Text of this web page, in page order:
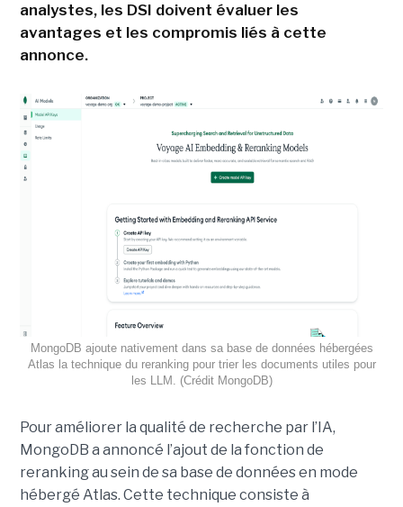
analystes, les DSI doivent évaluer les
avantages et les compromis liés à cette
annonce.
MongoDB ajoute nativement dans sa base de données hébergées
Atlas la technique du reranking pour trier les documents utiles pour
les LLM. (Crédit MongoDB)
Pour améliorer la qualité de recherche par l’IA,
MongoDB a annoncé l’ajout de la fonction de
reranking au sein de sa base de données en mode
hébergé Atlas. Cette technique consiste à